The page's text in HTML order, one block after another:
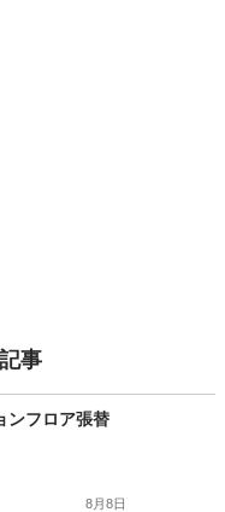
事
ンフロア張替
8月8日